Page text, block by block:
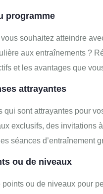
programme
souhaitez atteindre
aux entraînements ?
et les avantages que
attrayantes
qui sont attrayantes pour
exclusifs, des
séances d’entraînement
ou de niveaux
ou de niveaux pour